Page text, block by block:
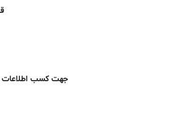
جهت کسب اطلاعات